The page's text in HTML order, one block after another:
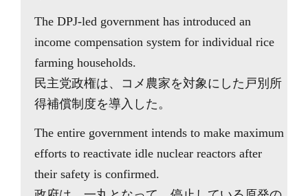
The DPJ-led government has introduced an
income compensation system for individual rice
farming households.
民主党政権は、コメ農家を対象にした戸別所
得補償制度を導入した。
The entire government intends to make maximum
efforts to reactivate idle nuclear reactors after
their safety is confirmed.